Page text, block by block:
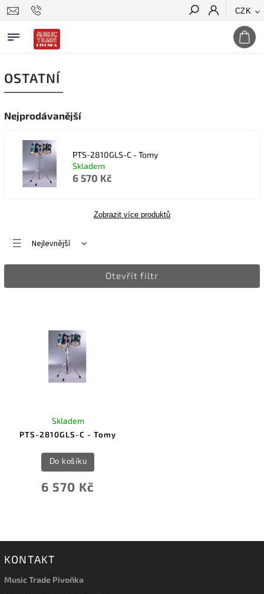
CZK
Hledat
OSTATNÍ
Nejprodávanější
PTS-2810GLS-C - Tomy
Skladem
6 570 Kč
Zobrazit více produktů
Nejlevnější
Nejdražší
Otevřít filtr
PTS-2810GLS-C - Tomy
Skladem
6 570 Kč
Do košíku
KONTAKT
Music Trade Pivoňka